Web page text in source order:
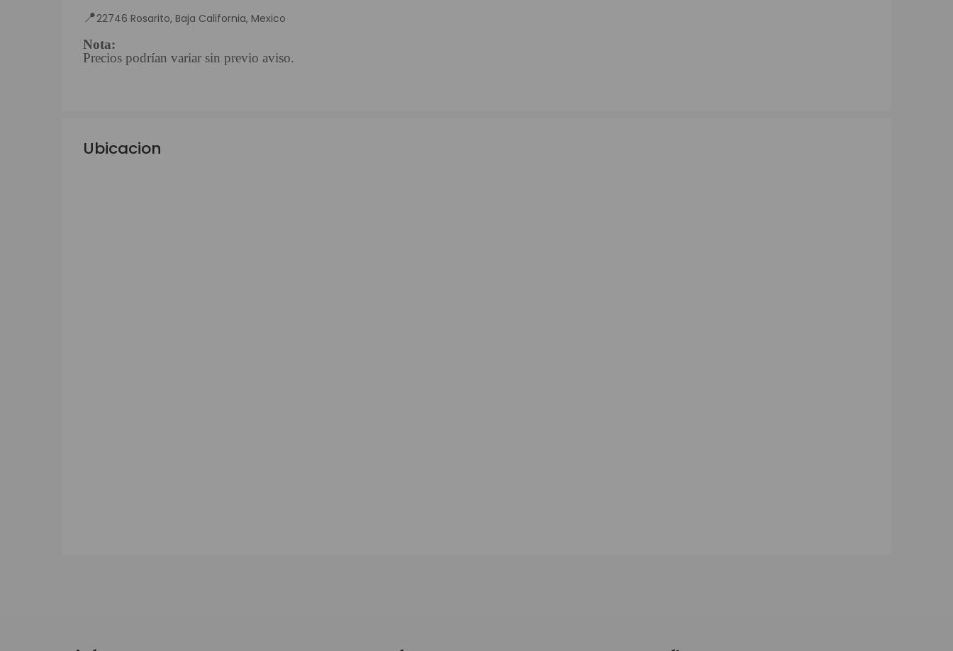
📍22746 Rosarito, Baja California, Mexico
Nota:
Precios podrían variar sin previo aviso.
Ubicacion